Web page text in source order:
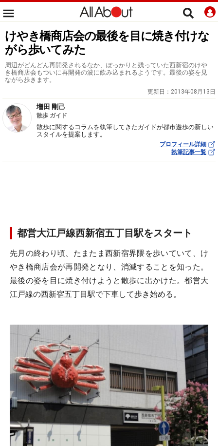
けやき橋商店会の最後を目に焼き付けな
がら歩いてみた
周辺がどんどん再開発されるなか、ぽっかりと残っていた西新宿のけや
き橋商店会もついに再開発の波に飲み込まれるようです。最後の姿を見
ながら歩きます。
更新日： 2013年08月13日
増田 剛己
散歩 ガイド
散歩に関するコラムを執筆してきたガイドが都市遊歩の新しい
スタイルを提案します。
プロフィール詳細
執筆記事一覧
都営大江戸線西新宿五丁目駅をスタート
先月の終わり頃、たまたま西新宿界隈を歩いていて、け
やき橋商店会が再開発となり、消滅することを知った。
最後の姿を目に焼き付けようと散歩に出かけた。都営大
江戸線の西新宿五丁目駅で下車して歩き始める。